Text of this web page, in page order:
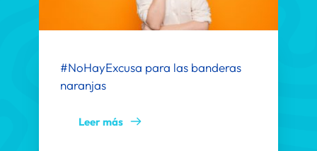
#NoHayExcusa para las banderas
naranjas
Leer más